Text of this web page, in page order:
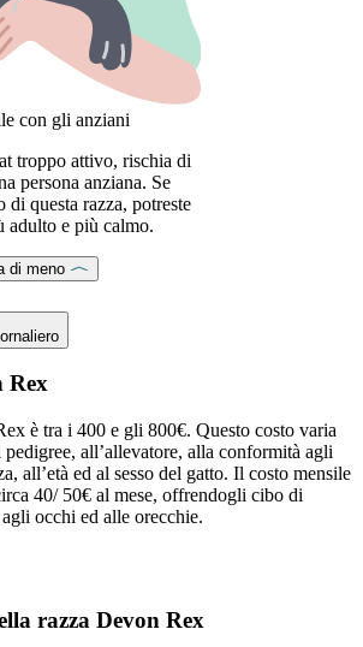
con gli anziani
troppo attivo, rischia di
persona anziana. Se
questa razza, potreste
adulto e più calmo.
di meno
Rex
è tra i 400 e gli 800€. Questo costo varia
all’allevatore, alla conformità agli
all’età ed al sesso del gatto. Il costo mensile
40/ 50€ al mese, offrendogli cibo di
occhi ed alle orecchie.
razza Devon Rex